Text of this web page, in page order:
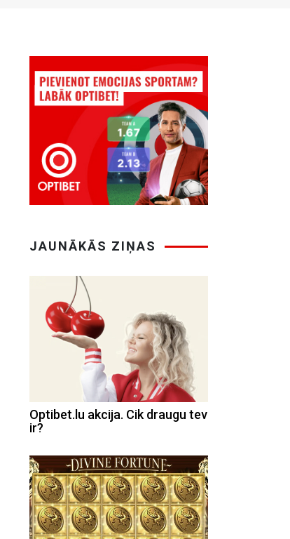
JAUNĀKĀS ZIŅAS
Optibet.lu akcija. Cik draugu tev
ir?